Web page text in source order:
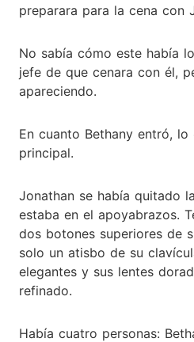
preparara para la cena con
No sabía cómo este había
jefe de que cenara con él,
apareciendo.
En cuanto Bethany entró,
principal.
Jonathan se había quitado
estaba en el apoyabrazos.
dos botones superiores de
solo un atisbo de su
elegantes y sus lentes
refinado.
Había cuatro personas: